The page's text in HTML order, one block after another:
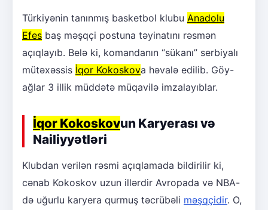
Türkiyənin tanınmış basketbol klubu Anadolu
Efes baş məşqçi postuna təyinatını rəsmən
açıqlayıb. Belə ki, komandanın “sükanı” serbiyalı
mütəxəssis İqor Kokoskova həvalə edilib. Göy-
ağlar 3 illik müddətə müqavilə imzalayıblar.
İqor Kokoskovun Karyerası və
Nailiyyətləri
Klubdan verilən rəsmi açıqlamada bildirilir ki,
cənab Kokoskov uzun illərdir Avropada və NBA-
də uğurlu karyera qurmuş təcrübəli məşqçidir. O,